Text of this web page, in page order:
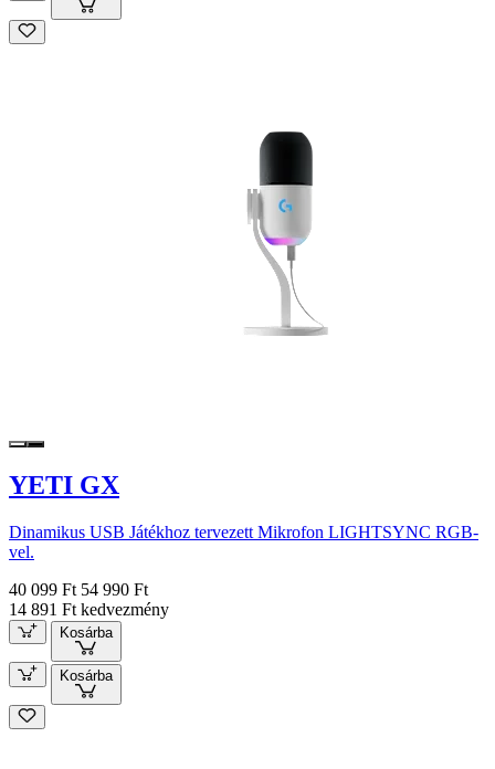
YETI GX
Dinamikus USB Játékhoz tervezett Mikrofon LIGHTSYNC RGB-
vel.
40 099 Ft 54 990 Ft
14 891 Ft kedvezmény
Kosárba
Kosárba